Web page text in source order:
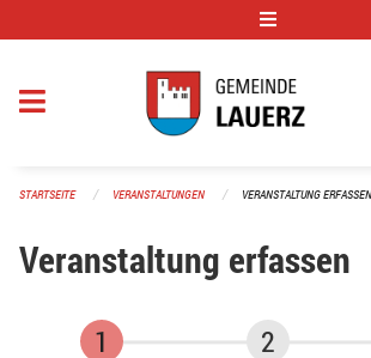
STARTSEITE VERANSTALTUNGEN VERANSTALTUNG ERFASSEN
Veranstaltung erfassen